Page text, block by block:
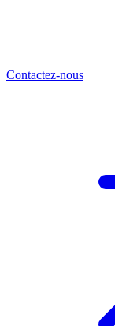
Contactez-nous